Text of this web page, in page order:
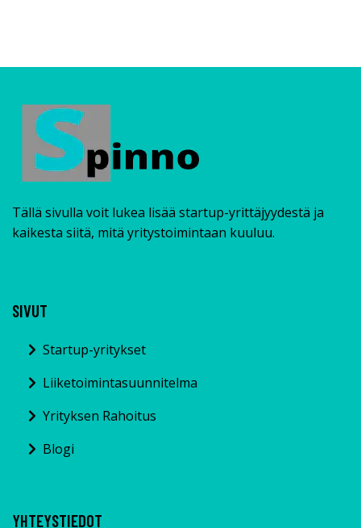
Tällä sivulla voit lukea lisää startup-yrittäjyydestä ja
kaikesta siitä, mitä yritystoimintaan kuuluu.
SIVUT
Startup-yritykset
Liiketoimintasuunnitelma
Yrityksen Rahoitus
Blogi
YHTEYSTIEDOT